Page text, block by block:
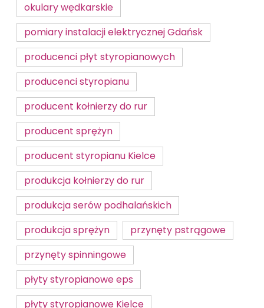
okulary wędkarskie
pomiary instalacji elektrycznej Gdańsk
producenci płyt styropianowych
producenci styropianu
producent kołnierzy do rur
producent sprężyn
producent styropianu Kielce
produkcja kołnierzy do rur
produkcja serów podhalańskich
produkcja sprężyn
przynęty pstrągowe
przynęty spinningowe
płyty styropianowe eps
płyty styropianowe Kielce